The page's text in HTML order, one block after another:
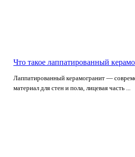
Что такое лаппатированный
Лаппатированный керамогранит —
материал для стен и пола, лицевая часть ...